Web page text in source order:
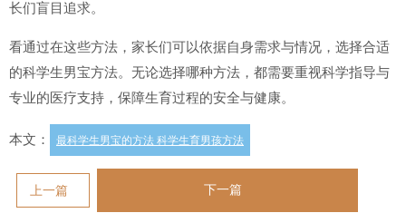
长们盲目追求。
看通过在这些方法，家长们可以依据自身需求与情况，选择合适
的科学生男宝方法。无论选择哪种方法，都需要重视科学指导与
专业的医疗支持，保障生育过程的安全与健康。
本文： 最科学生男宝的方法 科学生育男孩方法
上一篇 下一篇